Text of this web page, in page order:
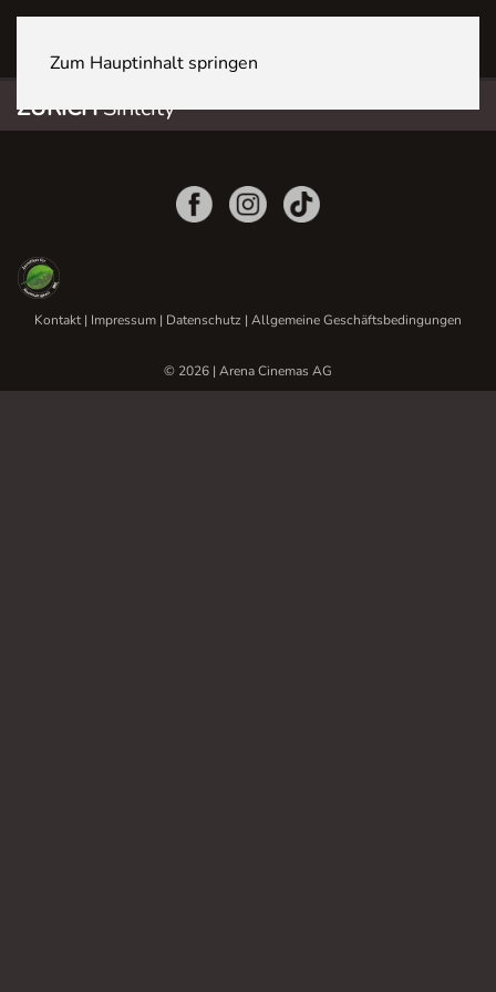
Zum Hauptinhalt springen
ZÜRICHSihlcity
Kontakt| Impressum | Datenschutz | Allgemeine Geschäftsbedingungen
© 2026 | Arena Cinemas AG